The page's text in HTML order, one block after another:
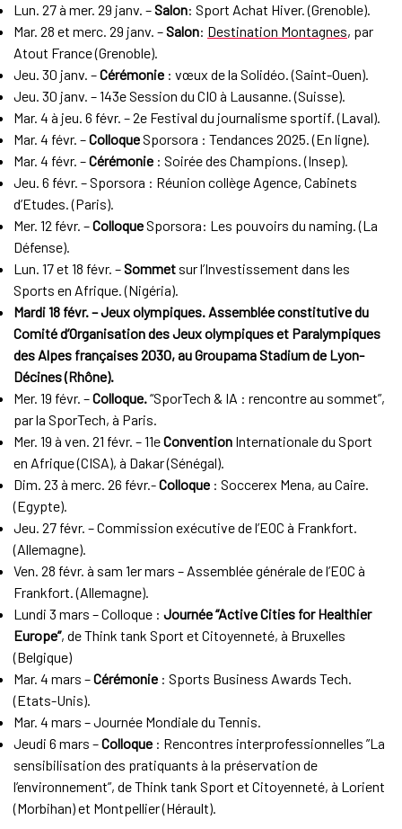
Lun. 27 à mer. 29 janv. –Salon: Sport Achat Hiver. (Grenoble).
Mar. 28 et merc. 29 janv. –Salon: Destination Montagnes, par
Atout France (Grenoble).
Jeu. 30 janv. –Cérémonie : vœux de la Solidéo. (Saint-Ouen).
Jeu. 30 janv. – 143e Session du CIO à Lausanne. (Suisse).
Mar. 4 à jeu. 6 févr. – 2e Festival du journalisme sportif. (Laval).
Mar. 4 févr. –ColloqueSporsora : Tendances 2025. (En ligne).
Mar. 4 févr. –Cérémonie : Soirée des Champions. (Insep).
Jeu. 6 févr. – Sporsora : Réunion collège Agence, Cabinets
d’Etudes. (Paris).
Mer. 12 févr. –ColloqueSporsora: Les pouvoirs du naming. (La
Défense).
Lun. 17 et 18 févr. –Sommet sur l’Investissement dans les
Sports en Afrique. (Nigéria).
Mardi 18 févr. – Jeux olympiques. Assemblée constitutive du
Comité d’Organisation des Jeux olympiques et Paralympiques
des Alpes françaises 2030, au Groupama Stadium de Lyon-
Décines (Rhône).
Mer. 19 févr. –Colloque.“SporTech & IA : rencontre au sommet”,
par la SporTech, à Paris.
Mer. 19 à ven. 21 févr. – 11eConvention Internationale du Sport
en Afrique (CISA), à Dakar (Sénégal).
Dim. 23 à merc. 26 févr.-Colloque : Soccerex Mena, au Caire.
(Egypte).
Jeu. 27 févr. – Commission exécutive de l’EOC à Frankfort.
(Allemagne).
Ven. 28 févr. à sam 1er mars – Assemblée générale de l’EOC à
Frankfort. (Allemagne).
Lundi 3 mars – Colloque : Journée “Active Cities for Healthier
Europe”, de Think tank Sport et Citoyenneté, à Bruxelles
(Belgique)
Mar. 4 mars –Cérémonie : Sports Business Awards Tech.
(Etats-Unis).
Mar. 4 mars – Journée Mondiale du Tennis.
Jeudi 6 mars –Colloque : Rencontres interprofessionnelles ”La
sensibilisation des pratiquants à la préservation de
l’environnement”, de Think tank Sport et Citoyenneté, à Lorient
(Morbihan) et Montpellier (Hérault).